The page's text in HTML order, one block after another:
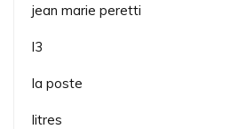
jean marie peretti
l3
la poste
litres